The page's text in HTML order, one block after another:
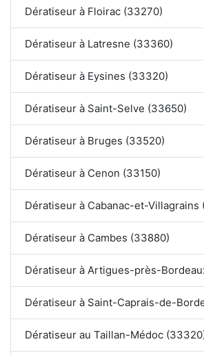
Dératiseur à Floirac (33270)
Dératiseur à Latresne (33360)
Dératiseur à Eysines (33320)
Dératiseur à Saint-Selve (33650)
Dératiseur à Bruges (33520)
Dératiseur à Cenon (33150)
Dératiseur à Cabanac-et-Villagrains
Dératiseur à Cambes (33880)
Dératiseur à Artigues-près-
Dératiseur à Saint-Caprais-de-
Dératiseur au Taillan-Médoc